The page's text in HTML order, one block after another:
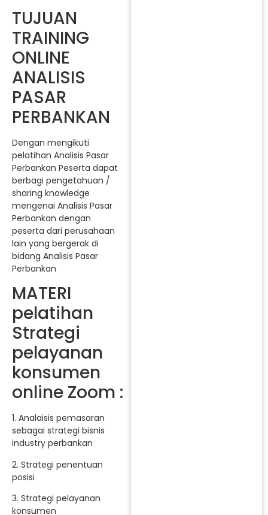
TUJUAN
TRAINING
ONLINE
ANALISIS
PASAR
PERBANKAN
Dengan mengikuti
pelatihan Analisis Pasar
Perbankan Peserta dapat
berbagi pengetahuan /
sharing knowledge
mengenai Analisis Pasar
Perbankan dengan
peserta dari perusahaan
lain yang bergerak di
bidang Analisis Pasar
Perbankan
MATERI
pelatihan
Strategi
pelayanan
konsumen
online Zoom :
1. Analaisis pemasaran
sebagai strategi bisnis
industry perbankan
2. Strategi penentuan
posisi
3. Strategi pelayanan
konsumen